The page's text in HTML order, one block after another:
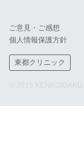
ご意見・ご感想
個人情報保護方針
東都クリニック